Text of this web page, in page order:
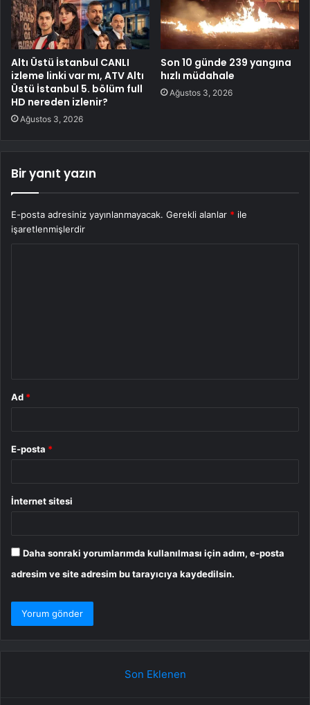
Altı Üstü İstanbul CANLI
izleme linki var mı, ATV Altı
Üstü İstanbul 5. bölüm full
HD nereden izlenir?
Ağustos 3, 2026
Son 10 günde 239 yangına
hızlı müdahale
Ağustos 3, 2026
Bir yanıt yazın
E-posta adresiniz yayınlanmayacak. Gerekli alanlar * ile
işaretlenmişlerdir
Ad *
E-posta *
İnternet sitesi
Daha sonraki yorumlarımda kullanılması için adım, e-posta
adresim ve site adresim bu tarayıcıya kaydedilsin.
Son Eklenen